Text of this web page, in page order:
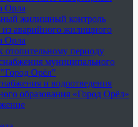
Орла
жилищный контроль
из аварийного жилищного
Орла
отопительному периоду
муниципального
"Город Орёл"
и водоотведения
образования «Город Орёл»